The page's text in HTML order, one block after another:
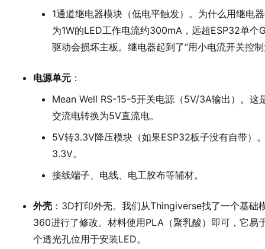
1通道继电器模块（低电平触发）。为什么用继电
为1W的LED工作电流约300mA，远超ESP32单
驱动会损坏主板。继电器起到了“用小电流开关控
电源单元 ：
Mean Well RS-15-5开关电源（5V/3A输出）。这
交流电转换为5V直流电。
5V转3.3V降压模块（如果ESP32板子没有自带）
3.3V。
接线端子、电线、电工胶布等辅材。
外壳 ：3D打印外壳。我们从Thingiverse找了一个基础
360进行了修改。材料使用PLA（聚乳酸）即可，它易
个透光孔位用于安装LED。